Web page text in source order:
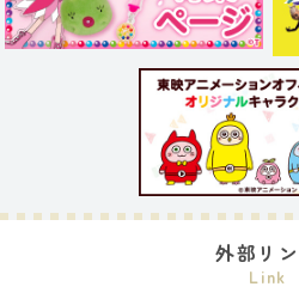
外部リ
Link